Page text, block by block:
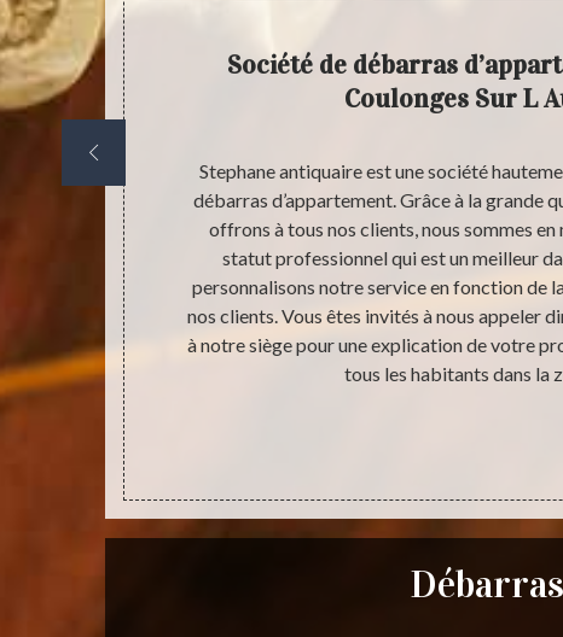
prestataire
Société de débarras
Coulonges Sur L
Stephane antiquaire est une société
débarras d’appartement. Grâce à la grande
offrons à tous nos clients, nous sommes
statut professionnel qui est un meilleur
personnalisons notre service en fonction de
nos clients. Vous êtes invités à nous appeler
à notre siège pour une explication de votre
tous les habitants dans la